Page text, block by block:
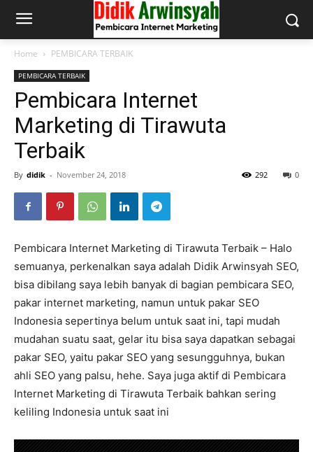
Home PEMBICARA TERBAIK
PEMBICARA TERBAIK
Pembicara Internet
Marketing di Tirawuta
Terbaik
By didik - November 24, 2018 0
292
Pembicara Internet Marketing di Tirawuta Terbaik – Halo
semuanya, perkenalkan saya adalah Didik Arwinsyah SEO,
bisa dibilang saya lebih banyak di bagian pembicara SEO,
pakar internet marketing, namun untuk pakar SEO
Indonesia sepertinya belum untuk saat ini, tapi mudah
mudahan suatu saat, gelar itu bisa saya dapatkan sebagai
pakar SEO, yaitu pakar SEO yang sesungguhnya, bukan
ahli SEO yang palsu, hehe. Saya juga aktif di Pembicara
Internet Marketing di Tirawuta Terbaik bahkan sering
keliling Indonesia untuk saat ini